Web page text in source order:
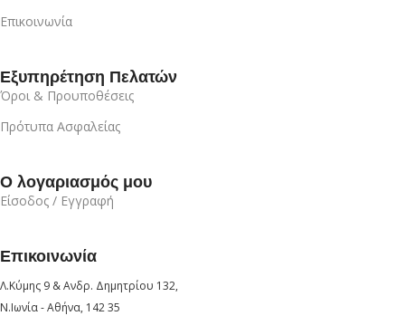
Επικοινωνία
Εξυπηρέτηση Πελατών
Όροι & Προυποθέσεις
Πρότυπα Ασφαλείας
Ο λογαριασμός μου
Είσοδος / Εγγραφή
Επικοινωνία
Λ.Κύμης 9 & Ανδρ. Δημητρίου 132,
Ν.Ιωνία - Αθήνα, 142 35